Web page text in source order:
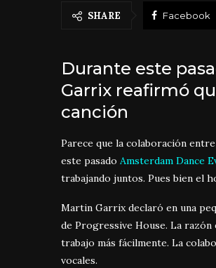
SHARE Facebook
Durante este
Garrix reafirmó
canción
Parece que la colaboración entre
este pasado Amsterdam Dance
trabajando juntos. Pues bien el
Martin Garrix declaró en una
de Progressive House. La razón
trabajo más fácilmente. La
vocales.